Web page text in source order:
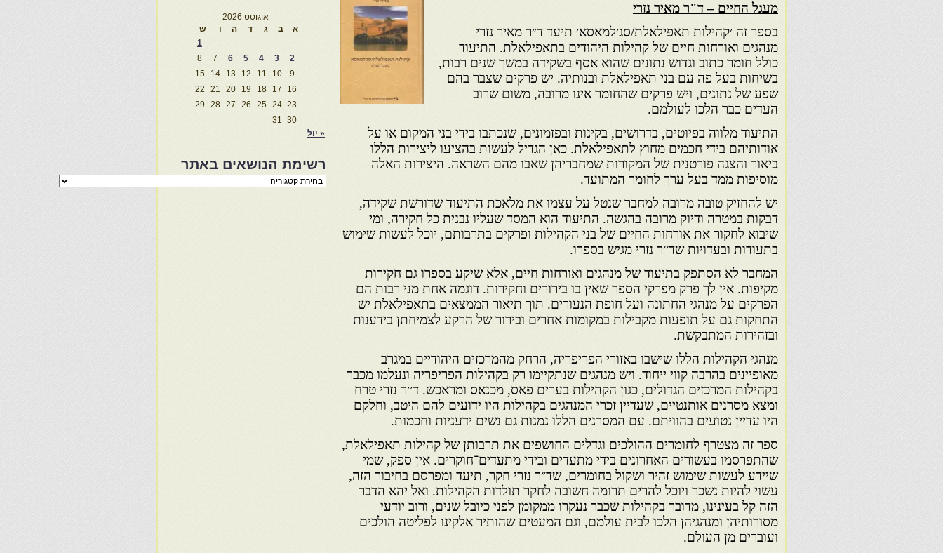
מעגל החיים – ד"ר מאיר נזרי
בספר זה ׳קהילות תאפילאלת/סג׳למאסא׳ תיעד ד״ר מאיר נזרי
מנהגים ואורחות חיים של קהילות היהודים בתאפילאלת. התיעוד
כולל חומר כתוב וגדוש נתונים שהוא אסף בשקידה במשך שנים רבות,
בשיחות בעל פה עם בני תאפילאלת ובנותיה. יש פרקים שצבר בהם
שפע של נתונים, ויש פרקים שהחומר אינו מרובה, משום שרוב
העדים כבר הלכו לעולמם.
התיעוד מלווה בפיוטים, בדרושים, בקינות ובפזמונים, שנכתבו בידי בני המקום או על
אודותיהם בידי חכמים מחוץ לתאפילאלת. כאן הגדיל לעשות בהציעו ליצירות הללו
ביאור והצגה פורטנית של המקורות שמחבריהן שאבו מהם השראה. היצירות האלה
מוסיפות ממד בעל ערך לחומר המתועד.
יש להחזיק טובה מרובה למחבר שנטל על עצמו את מלאכת התיעוד שדורשת שקידה,
דבקות במטרה ודיוק מרובה בהגשה. התיעוד הוא המסד שעליו נבנית כל חקירה, ומי
שיבוא לחקור את אורחות החיים של בני הקהילות ופרקים בתרבותם, יוכל לעשות שימוש
בתעודות ובעדויות שד׳׳ר נזרי מגיש בספרו.
המחבר לא הסתפק בתיעוד של מנהגים ואורחות חיים, אלא שיקע בספרו גם חקירות
מקיפות. אין לך פרק מפרקי הספר שאין בו בירורים וחקירות. דוגמה אחת מני רבות הם
הפרקים על מנהגי החתונה ועל חופת הנעורים. תוך תיאור הממצאים בתאפילאלת יש
התחקות גם על תופעות מקבילות במקומות אחרים ובירור של הרקע לצמיחתן בידענות
ובזהירות המתבקשת.
מנהגי הקהילות הללו שישבו באזורי הפריפריה, הרחק מהמרכזים היהודיים במגרב
מאופיינים בהרבה קווי ייחוד. ויש מנהגים שנתקיימו רק בקהילות הפריפריה ונעלמו מכבר
בקהילות המרכזים הגדולים, כגון הקהילות בערים פאס, מכנאס ומראכש. ד׳׳ר נזרי טרח
ומצא מסרנים אותנטיים, שעדיין זכרי המנהגים בקהילות היו ידועים להם היטב, וחלקם
היו עדיין נטועים בהוויתם. עם המסרנים הללו נמנות גם נשים ידעניות וחכמות.
ספר זה מצטרף לחומרים ההולכים וגדלים החושפים את תרבותן של קהילות תאפילאלת,
שהתפרסמו בעשורים האחרונים בידי מתעדים ובידי מתעדים־חוקרים. אין ספק, שמי
שיידע לעשות שימוש זהיר ושקול בחומרים, שד״ר נזרי חקר, תיעד ומפרסם בחיבור הזה,
עשוי להיות נשכר ויוכל להרים תרומה חשובה לחקר תולדות הקהילות. ואל יהא הדבר
הזה קל בעינינו, מדובר בקהילות שכבר נעקרו ממקומן לפני כיובל שנים, ורוב יודעי
מסורותיהן ומנהגיהן הלכו לבית עולמם, וגם המעטים שהותיר אלקינו לפליטה הולכים
ועוברים מן העולם.
אוגוסט 2026
א
ב ג ד ה ו
ש
1
2
3
4
5
6
7
8
9
10
11
12
13
14
15
16
17
18
19
20
21
22
23
24
25
26
27
28
29
30
31
« יול
רשימת הנושאים באתר
רשימת
הנושאים